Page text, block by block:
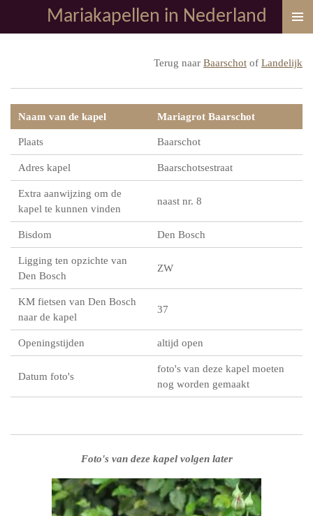
direct
Mariakapellen in Nederland
Terug naar Baarschot of Landelijk
Naam van de kapel Mariagrot Baarschot
Plaats Baarschot
Adres kapel Baarschotsestraat
Extra aanwijzing om de
kapel te kunnen vinden
naast nr. 8
Bisdom Den Bosch
Ligging ten opzichte van
Den Bosch
ZW
KM fietsen van Den Bosch
naar de kapel
37
Openingstijden altijd open
Datum foto's
foto's van deze kapel moeten
nog worden gemaakt
Foto's van deze kapel volgen later